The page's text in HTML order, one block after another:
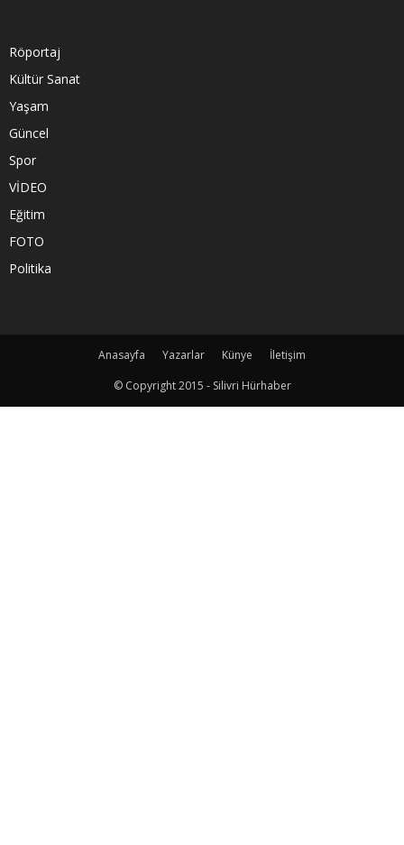
Röportaj
Kültür Sanat
Yaşam
Güncel
Spor
VİDEO
Eğitim
FOTO
Politika
Anasayfa Yazarlar Künye
İletişim
© Copyright 2015 - Silivri Hürhaber